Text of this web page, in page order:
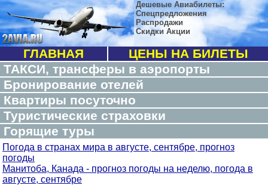
Дешевые Авиабилеты:
Спецпредложения
Распродажи
Скидки Акции
ГЛАВНАЯ
ЦЕНЫ НА БИЛЕТЫ
ТАКСИ, трансферы в аэропорты
Бронирование отелей
Квартиры посуточно
Туристические страховки
Горящие туры
Погода в странах мира в августе, сентябре, прогноз
погоды
Манитоба, Канада - прогноз погоды на неделю, погода в
августе, сентябре